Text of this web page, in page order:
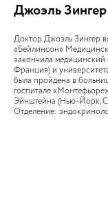
Джоэль Зингер
Доктор Джоэль Зингер
«Бейлинсон»
закончила медицинский
Франция) и
была пройдена в
госпитале
Эйнштейна (Нью-Йорк,
Отделение: